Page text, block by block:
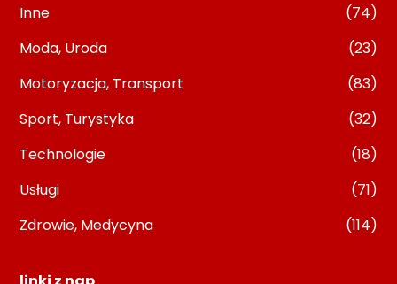
Inne
(74)
Moda, Uroda
(23)
Motoryzacja, Transport
(83)
Sport, Turystyka
(32)
Technologie
(18)
Usługi
(71)
Zdrowie, Medycyna
(114)